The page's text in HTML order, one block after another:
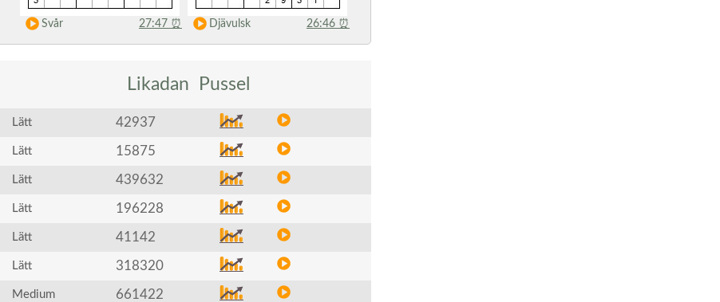
Svår 27:47 ⏰ Djävulsk 26:46 ⏰
Likadan Pussel
Lätt 42937
Lätt 15875
Lätt 439632
Lätt 196228
Lätt 41142
Lätt 318320
Medium 661422